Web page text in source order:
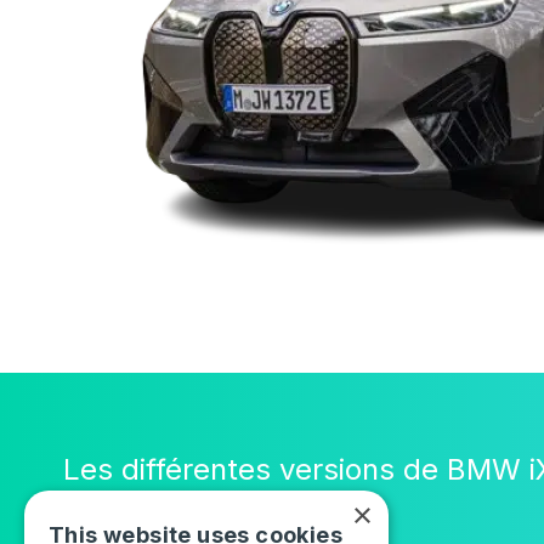
Les différentes versions de BMW
×
This website uses cookies